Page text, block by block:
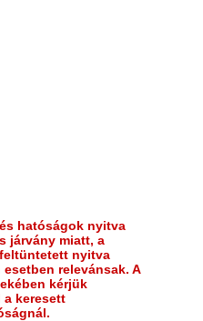
hatóságok nyitva
járvány miatt, a
nyitva
relevánsak. A
kérjük
keresett